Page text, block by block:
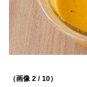
（画像 2 / 10）